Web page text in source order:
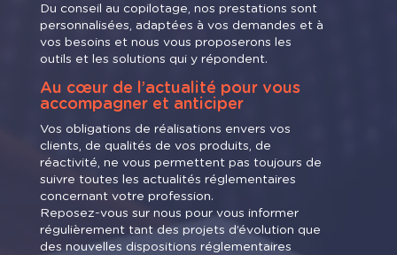
Du conseil au copilotage, nos prestations sont
personnalisées, adaptées à vos demandes et à
vos besoins et nous vous proposerons les
outils et les solutions qui y répondent.
Au cœur de l’actualité pour vous
accompagner et anticiper
Vos obligations de réalisations envers vos
clients, de qualités de vos produits, de
réactivité, ne vous permettent pas toujours de
suivre toutes les actualités réglementaires
concernant votre profession.
Reposez-vous sur nous pour vous informer
régulièrement tant des projets d’évolution que
des nouvelles dispositions réglementaires